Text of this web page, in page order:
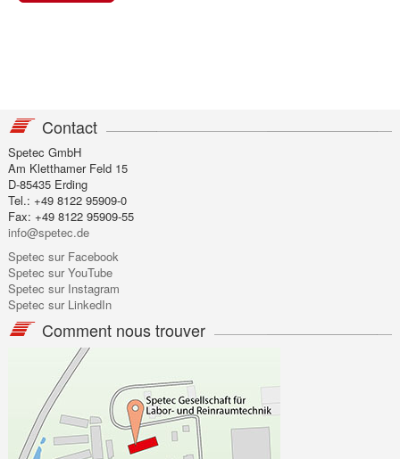
Contact
Spetec GmbH
Am Kletthamer Feld 15
D-85435 Erding
Tel.: +49 8122 95909-0
Fax: +49 8122 95909-55
info@spetec.de
Spetec sur Facebook
Spetec sur YouTube
Spetec sur Instagram
Spetec sur LinkedIn
Comment nous trouver